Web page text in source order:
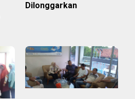
Dilonggarkan